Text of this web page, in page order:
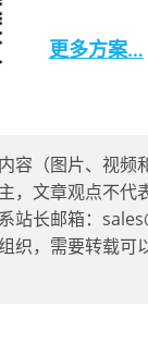
更多方案…
容（图片、视频
，文章观点不代
站长邮箱：
织，需要转载可